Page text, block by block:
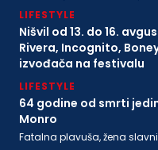
Poljske
LIFESTYLE
Nišvil od 13. do 16.
Rivera, Incognito,
izvođača na festivalu
LIFESTYLE
64 godine od smrti
Monro
Fatalna plavuša, žena